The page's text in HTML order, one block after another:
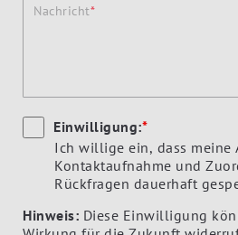
Nachricht
Einwilligung:*
Ich willige ein, dass meine
Kontaktaufnahme und
Rückfragen dauerhaft
Hinweis: Diese Einwilligung